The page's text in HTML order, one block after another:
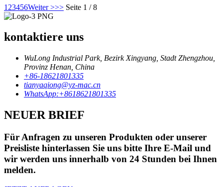
1 23456Weiter >>> Seite 1 / 8
kontaktiere uns
WuLong Industrial Park, Bezirk Xingyang, Stadt Zhengzhou,
Provinz Henan, China
+86-18621801335
tianyaqiong@yz-mac.cn
WhatsApp:+8618621801335
NEUER BRIEF
Für Anfragen zu unseren Produkten oder unserer
Preisliste hinterlassen Sie uns bitte Ihre E-Mail und
wir werden uns innerhalb von 24 Stunden bei Ihnen
melden.